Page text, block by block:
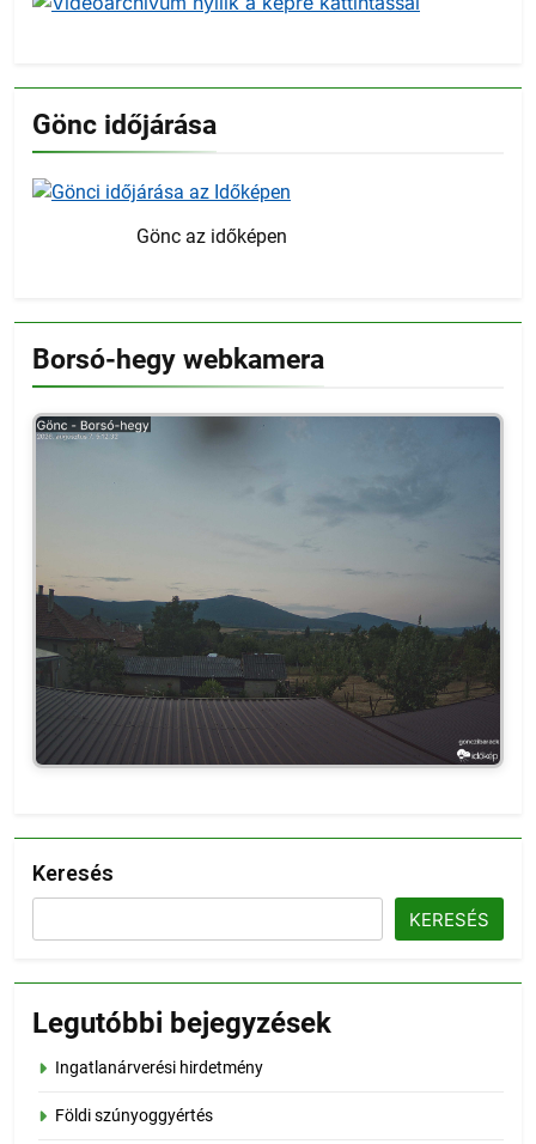
Gönc időjárása
Gönc az időképen
Borsó-hegy webkamera
Keresés
KERESÉS
Legutóbbi bejegyzések
Ingatlanárverési hirdetmény
Földi szúnyoggyértés